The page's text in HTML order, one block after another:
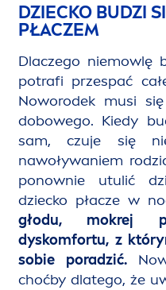
DZIECKO BUDZI
PŁACZEM
Dlaczego niemowlę
potrafi przespać
Noworodek musi
dobowego. Kiedy
sam, czuje się
nawoływaniem
ponownie utulić
dziecko płacze w
głodu, mokrej
dyskomfortu, z
sobie poradzić.
choćby dlatego, że